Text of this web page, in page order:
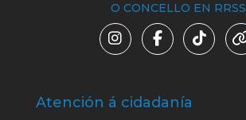
O CONCELLO EN RRSS
Atención á cidadanía